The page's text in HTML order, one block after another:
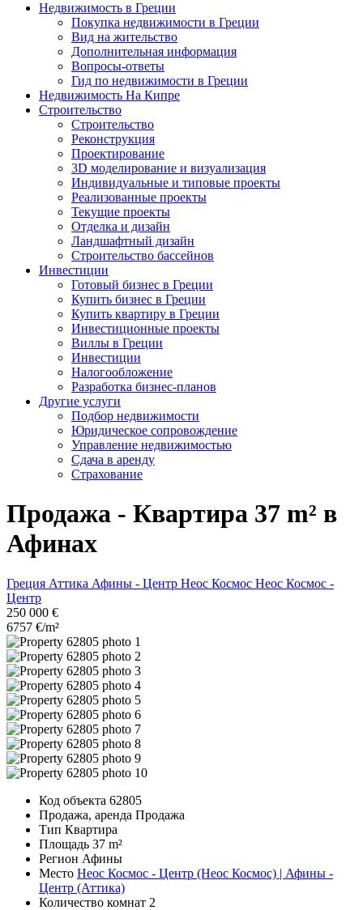
Недвижимость в Греции
Покупка недвижимости в Греции
Вид на жительство
Дополнительная информация
Вопросы-ответы
Гид по недвижимости в Греции
Недвижимость На Кипре
Строительство
Строительство
Реконструкция
Проектирование
3D моделирование и визуализация
Индивидуальные и типовые проекты
Реализованные проекты
Текущие проекты
Отделка и дизайн
Ландшафтный дизайн
Строительство бассейнов
Инвестиции
Готовый бизнес в Греции
Купить бизнес в Греции
Купить квартиру в Греции
Инвестиционные проекты
Виллы в Греции
Инвестиции
Налогообложение
Разработка бизнес-планов
Другие услуги
Подбор недвижимости
Юридическое сопровождение
Управление недвижимостью
Сдача в аренду
Страхование
Продажа - Квартира 37 m² в
Афинах
Греция Аттика Афины - Центр Неос Космос Неос Космос -
Центр
250 000 €
6757 €/m²
Код объекта 62805
Продажа, аренда Продажа
Тип Квартира
Площадь 37 m²
Регион Афины
Место Неос Космос - Центр (Неос Космос) | Афины -
Центр (Аттика)
Количество комнат 2